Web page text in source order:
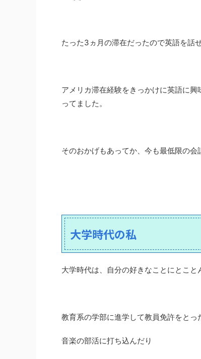
たった3ヵ月の滞在だったので英語を話
アメリカ滞在経験をきっかけに英語に
ってました。
そのおかげもあってか、今も最低限の会
大学時代の私
大学時代は、自分の好きなことにとこと
教育系の学部に進学して教員免許をとっ
音楽の部活に打ち込んだり